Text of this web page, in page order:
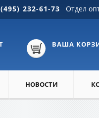
232-61-73 Отдел
ВАША
НОВОСТИ